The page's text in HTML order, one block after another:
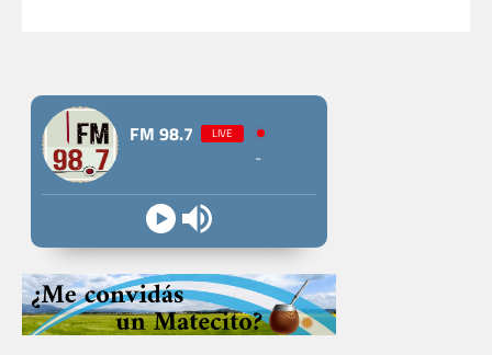
entradas
FM 98.7 LIVE
-